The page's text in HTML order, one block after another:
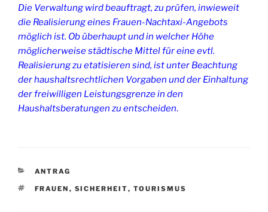
Die Verwaltung wird beauftragt, zu prüfen, inwieweit
die Realisierung eines Frauen-Nachtaxi-Angebots
möglich ist. Ob überhaupt und in welcher Höhe
möglicherweise städtische Mittel für eine evtl.
Realisierung zu etatisieren sind, ist unter Beachtung
der haushaltsrechtlichen Vorgaben und der Einhaltung
der freiwilligen Leistungsgrenze in den
Haushaltsberatungen zu entscheiden.
KATEGORIEN
ANTRAG
SCHLAGWÖRTER
FRAUEN , SICHERHEIT, TOURISMUS